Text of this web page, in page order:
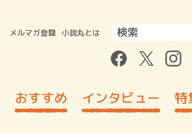
メルマガ登録 小説丸とは
おすすめ インタビュー 特